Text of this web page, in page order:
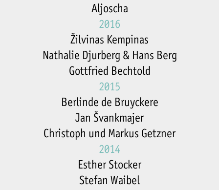
Aljoscha
2016
Žilvinas Kempinas
Nathalie Djurberg & Hans Berg
Gottfried Bechtold
2015
Berlinde de Bruyckere
Jan Švankmajer
Christoph und Markus Getzner
2014
Esther Stocker
Stefan Waibel